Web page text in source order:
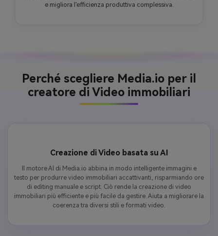
e migliora l'efficienza produttiva complessiva.
Perché scegliere Media.io per il
creatore di Video immobiliari
Creazione di Video basata su AI
Il motore AI di Media.io abbina in modo intelligente immagini e
testo per produrre video immobiliari accattivanti, risparmiando ore
di editing manuale e script. Ciò rende la creazione di video
immobiliari più efficiente e più facile da gestire. Aiuta a migliorare la
coerenza tra diversi stili e formati video.